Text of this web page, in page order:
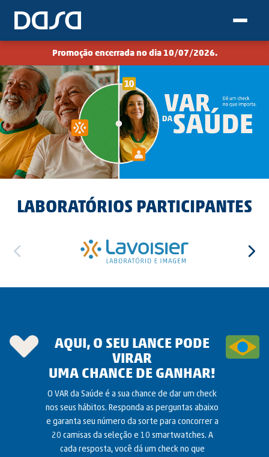
Promoção encerrada no dia 10/07/2026.
LABORATÓRIOS PARTICIPANTES
AQUI, O SEU LANCE PODE
VIRAR
UMA CHANCE DE GANHAR!
O VAR da Saúde é a sua chance de dar um check
nos seus hábitos. Responda as perguntas abaixo
e garanta seu número da sorte para concorrera
20 camisas da seleção e 10 smartwatches. A
cada resposta, você dá um check no que